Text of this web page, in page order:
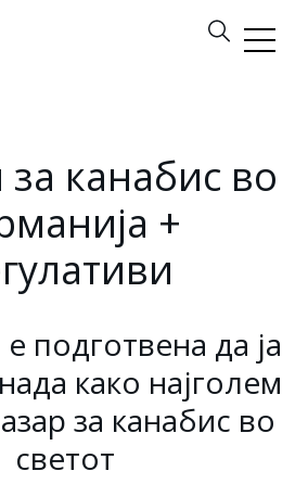
за канабис во
+
подготвена да ја
како најголем
за канабис во
светот